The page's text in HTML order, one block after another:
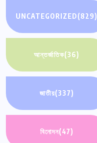
UNCATEGORIZED(829)
আন্তর্জাতিক(36)
জাতীয়(337)
বিনোদন(47)